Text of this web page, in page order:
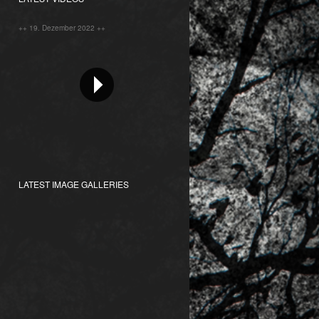
++ 19. Dezember 2022 ++
LATEST IMAGE GALLERIES